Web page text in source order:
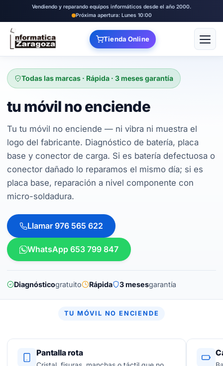
Vendiendo y reparando equipos informáticos desde el año 2000.
Próxima apertura: Lunes 10:00
Tienda Online Abrir
Todas las marcas · Rápida · 3 meses garantía
tu móvil no enciende
Tu tu móvil no enciende — ni vibra ni muestra el
logo del fabricante. Diagnóstico de batería, placa
base y conector de carga. Si es batería defectuosa o
conector dañado lo reparamos el mismo día; si es
placa base, reparación a nivel componente con
micro-soldadura.
Llamar 976 565 622
WhatsApp 653 799 847
Diagnósticogratuito Rápida 3 mesesgarantía
TU MÓVIL NO ENCIENDE
Pantalla rota